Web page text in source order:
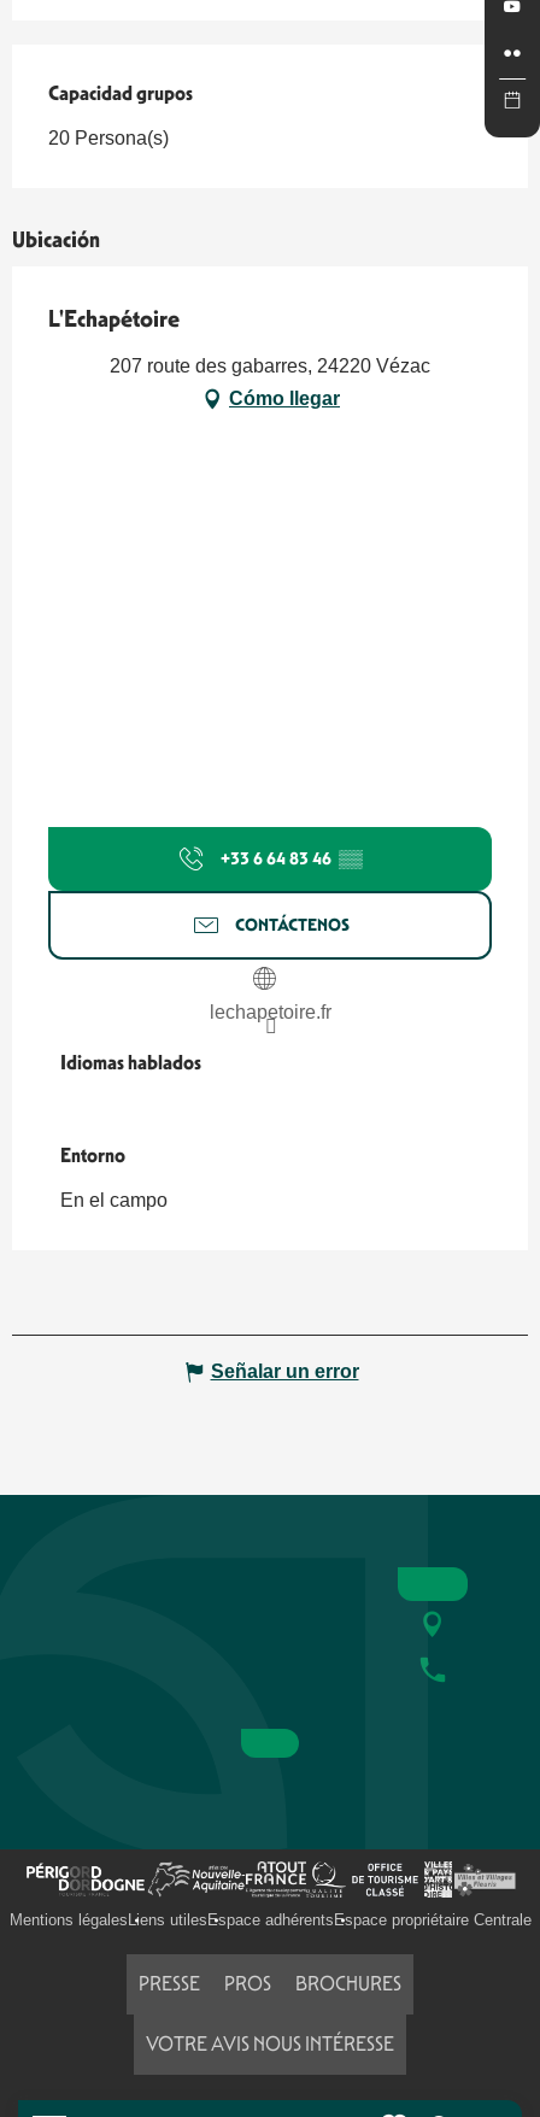
Capacidad grupos
Capacidad grupos
20 Persona(s)
Ubicación
L'Echapétoire
207 route des gabarres, 24220 Vézac
Cómo llegar
+33 6 64 83 46 ▒▒
CONTÁCTENOS
lechapetoire.fr
Idiomas hablados
Idiomas hablados
Entorno
Entorno
En el campo
Señalar un error
Mentions légales Liens utiles Espace adhérents Espace propriétaire Centrale
PRESSE PROS BROCHURES
VOTRE AVIS NOUS INTÉRESSE